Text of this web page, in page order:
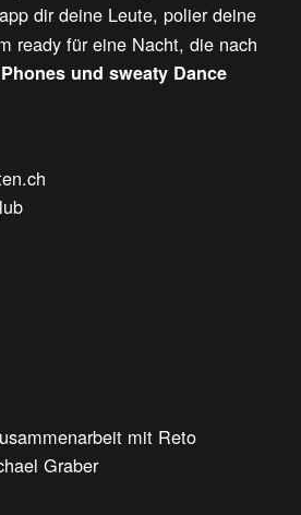
dir deine Leute, polier deine
ready für eine Nacht, die nach
und sweaty Dance
mit Reto
Graber